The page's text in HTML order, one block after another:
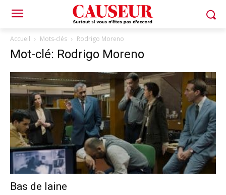
Accueil Mots-clés Rodrigo Moreno
Mot-clé: Rodrigo Moreno
Bas de laine